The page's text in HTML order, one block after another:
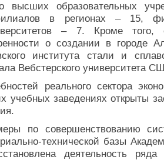
высших образовательных
в регионах – 15,
– 7. Кроме того,
о создании в городе
института стали и
Вебстерского университета
реального сектора
учебных заведениях открыты
по совершенствованию
технической базы
деятельность ряда